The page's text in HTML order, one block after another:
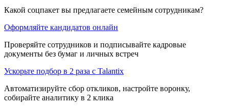
Какой соцпакет вы предлагаете семейным сотрудникам?
Оформляйте кандидатов онлайн
Проверяйте сотрудников и подписывайте кадровые
документы без бумаг и личных встреч
Ускорьте подбор в 2 раза с Talantix
Автоматизируйте сбор откликов, настройте воронку,
собирайте аналитику в 2 клика